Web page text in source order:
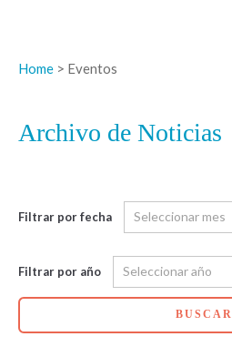
Home > Eventos
Archivo de Noticias
Filtrar por fecha
Filtrar por año
BUSCAR